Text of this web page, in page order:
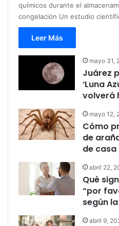
químicos durante el
congelación Un estudio
Leer Más
mayo 31,
Juárez
‘Luna
volverá
mayo 12,
Cómo
de
de casa
abril 22,
Qué
“por
según
abril 9,